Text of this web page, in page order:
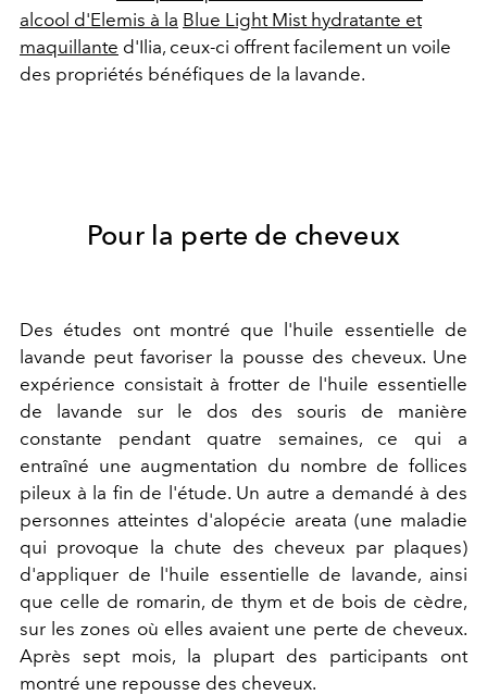
alcool d'Elemis à la Blue Light Mist hydratante et
maquillante d'Ilia, ceux-ci offrent facilement un voile
des propriétés bénéfiques de la lavande.
Pour la perte de cheveux
Des études ont montré que l'huile essentielle de
lavande peut favoriser la pousse des cheveux. Une
expérience consistait à frotter de l'huile essentielle
de lavande sur le dos des souris de manière
constante pendant quatre semaines, ce qui a
entraîné une augmentation du nombre de follices
pileux à la fin de l'étude. Un autre a demandé à des
personnes atteintes d'alopécie areata (une maladie
qui provoque la chute des cheveux par plaques)
d'appliquer de l'huile essentielle de lavande, ainsi
que celle de romarin, de thym et de bois de cèdre,
sur les zones où elles avaient une perte de cheveux.
Après sept mois, la plupart des participants ont
montré une repousse des cheveux.